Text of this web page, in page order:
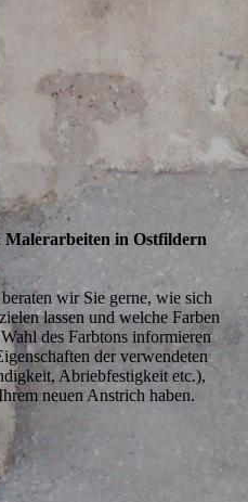
in Ostfildern
wir Sie gerne, wie sich
lassen und welche Farben
des Farbtons informieren
der verwendeten
Abriebfestigkeit etc.),
neuen Anstrich haben.